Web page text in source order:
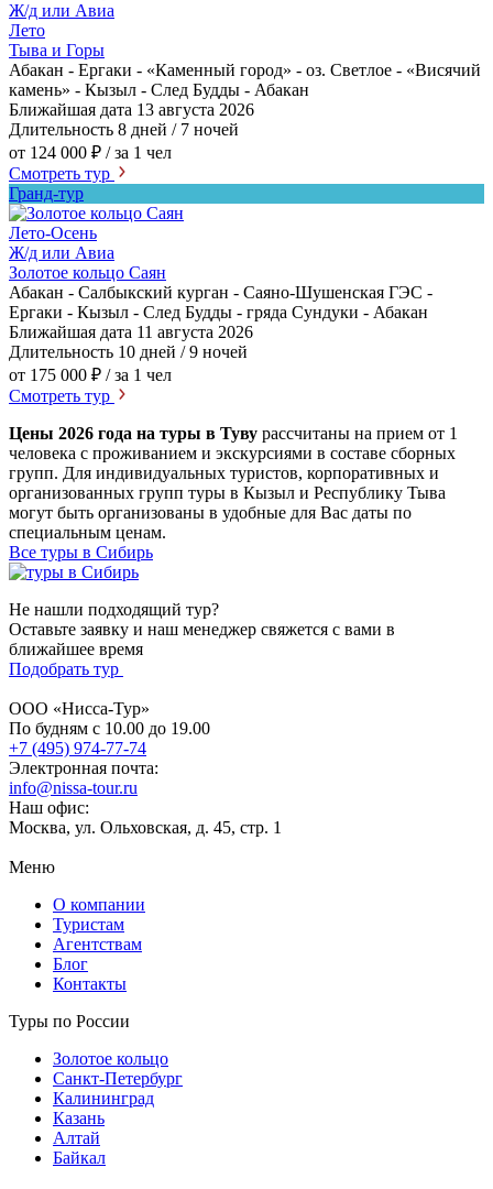
Ж/д или Авиа
Лето
Тыва и Горы
Абакан - Ергаки - «Каменный город» - оз. Светлое - «Висячий
камень» - Кызыл - След Будды - Абакан
Ближайшая дата 13 августа 2026
Длительность 8 дней / 7 ночей
от 124 000 ₽ / за 1 чел
Смотреть тур
Гранд-тур
Лето-Осень
Ж/д или Авиа
Золотое кольцо Саян
Абакан - Салбыкский курган - Саяно-Шушенская ГЭС -
Ергаки - Кызыл - След Будды - гряда Сундуки - Абакан
Ближайшая дата 11 августа 2026
Длительность 10 дней / 9 ночей
от 175 000 ₽ / за 1 чел
Смотреть тур
Цены 2026 года на туры в Туву рассчитаны на прием от 1
человека с проживанием и экскурсиями в составе сборных
групп. Для индивидуальных туристов, корпоративных и
организованных групп туры в Кызыл и Республику Тыва
могут быть организованы в удобные для Вас даты по
специальным ценам.
Все туры в Сибирь
Не нашли подходящий тур?
Оставьте заявку и наш менеджер свяжется с вами в
ближайшее время
Подобрать тур
ООО «Нисса-Тур»
По будням с 10.00 до 19.00
+7 (495) 974-77-74
Электронная почта:
info@nissa-tour.ru
Наш офис:
Москва, ул. Ольховская, д. 45, стр. 1
Меню
О компании
Туристам
Агентствам
Блог
Контакты
Туры по России
Золотое кольцо
Санкт-Петербург
Калининград
Казань
Алтай
Байкал